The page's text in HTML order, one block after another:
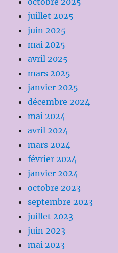
juillet 2025
juin 2025
mai 2025
avril 2025
mars 2025
janvier 2025
décembre 2024
mai 2024
avril 2024
mars 2024
février 2024
janvier 2024
octobre 2023
septembre 2023
juillet 2023
juin 2023
mai 2023